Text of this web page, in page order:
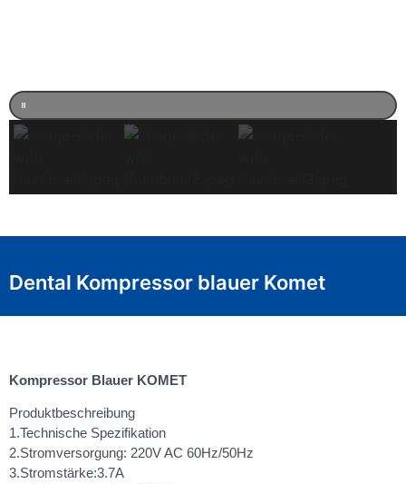
Dental Kompressor blauer Komet
Kompressor Blauer KOMET
Produktbeschreibung
1.Technische Spezifikation
2.Stromversorgung: 220V AC 60Hz/50Hz
3.Stromstärke:3.7A